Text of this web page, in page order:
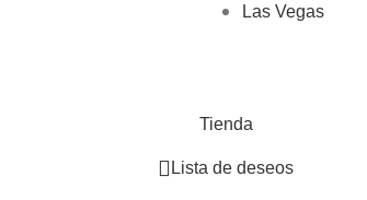
Las Vegas
Tienda
Lista de deseos